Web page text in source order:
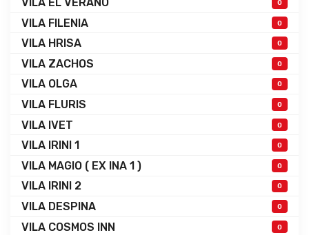
0
VILA FILENIA 0
VILA HRISA 0
VILA ZACHOS 0
VILA OLGA 0
VILA FLURIS 0
VILA IVET 0
VILA IRINI 1 0
VILA MAGIO ( EX INA 1 ) 0
VILA IRINI 2 0
VILA DESPINA 0
VILA COSMOS INN 0